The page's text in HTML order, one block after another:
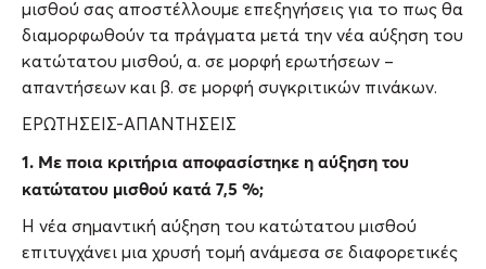
μισθού σας αποστέλλουμε επεξηγήσεις για το πως θα
διαμορφωθούν τα πράγματα μετά την νέα αύξηση του
κατώτατου μισθού, α. σε μορφή ερωτήσεων –
απαντήσεων και β. σε μορφή συγκριτικών πινάκων.
ΕΡΩΤΗΣΕΙΣ-ΑΠΑΝΤΗΣΕΙΣ
1. Με ποια κριτήρια αποφασίστηκε η αύξηση του
κατώτατου μισθού κατά 7,5 %;
Η νέα σημαντική αύξηση του κατώτατου μισθού
επιτυγχάνει μια χρυσή τομή ανάμεσα σε διαφορετικές